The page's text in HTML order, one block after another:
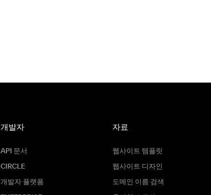
개발자
API 문서
CIRCLE
개발자 플랫폼
자료
웹사이트 템플릿
웹사이트 디자인
도메인 이름 검색